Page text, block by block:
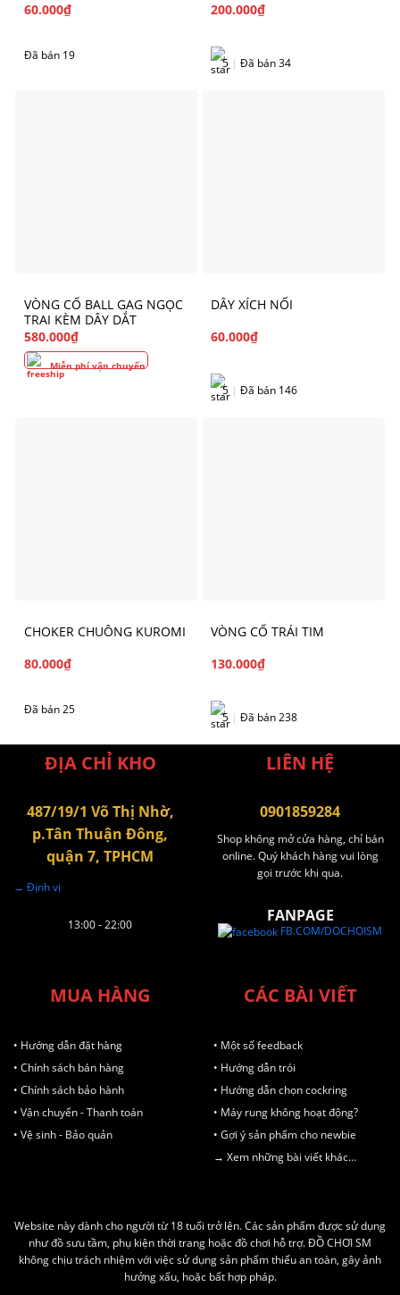
60.000₫
Đã bán 19
200.000₫
5 | Đã bán 34
VÒNG CỔ BALL GAG NGỌC
TRAI KÈM DÂY DẮT
580.000₫
Miễn phí vận chuyển
DÂY XÍCH NỐI
60.000₫
5 | Đã bán 146
CHOKER CHUÔNG KUROMI
80.000₫
Đã bán 25
VÒNG CỔ TRÁI TIM
130.000₫
5 | Đã bán 238
ĐỊA CHỈ KHO
487/19/1 Võ Thị Nhờ,
p.Tân Thuận Đông,
quận 7, TPHCM
→ Định vị
13:00 - 22:00
LIÊN HỆ
0901859284
Shop không mở cửa hàng, chỉ bán
online. Quý khách hàng vui lòng
gọi trước khi qua.
FANPAGE
FB.COM/DOCHOISM
MUA HÀNG
• Hướng dẫn đặt hàng
• Chính sách bán hàng
• Chính sách bảo hành
• Vận chuyển - Thanh toán
• Vệ sinh - Bảo quản
CÁC BÀI VIẾT
• Một số feedback
• Hướng dẫn trói
• Hướng dẫn chọn cockring
• Máy rung không hoạt động?
• Gợi ý sản phẩm cho newbie
→ Xem những bài viết khác...
Website này dành cho người từ 18 tuổi trở lên. Các sản phẩm được sử dụng
như đồ sưu tầm, phụ kiện thời trang hoặc đồ chơi hỗ trợ. ĐỒ CHƠI SM
không chịu trách nhiệm với việc sử dụng sản phẩm thiếu an toàn, gây ảnh
hưởng xấu, hoặc bất hợp pháp.